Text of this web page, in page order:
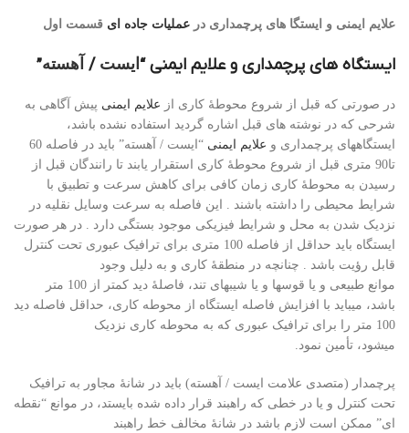
علایم ایمنی و ایستگا های پرچمداری در عملیات جاده ای قسمت اول
ایستگاه های پرچمداری و علایم ایمنی “ ایست / آهسته”
در صورتی که قبل از شروع محوطۀ کاری از علایم ایمنی پیش آگاهی به
شرحی که در نوشته های قبل اشاره گردید استفاده نشده باشد،
ایستگاههای پرچمداری و علایم ایمنی
“ایست / آهسته” باید در فاصله 60
تا90 متری قبل از شروع محوطۀ کاری استقرار یابند تا رانندگان قبل از
رسیدن به محوطۀ کاری زمان کافی برای کاهش سرعت و تطبیق با
شرایط محیطی را داشته باشند . این فاصله به سرعت وسایل نقلیه در
نزدیک شدن به محل و شرایط فیزیکی موجود بستگی دارد . در هر صورت
ایستگاه باید حداقل از فاصله 100 متری برای ترافیک عبوری تحت کنترل
قابل رؤیت باشد . چنانچه در منطقۀ کاری و به دلیل وجود
موانع طبیعی و یا قوسها و یا شیبهای تند، فاصلۀ دید کمتر از 100 متر
باشد، میباید با افزایش فاصله ایستگاه از محوطه کاری، حداقل فاصله دید
100 متر را برای ترافیک عبوری که به محوطه کاری نزدیک
میشود، تأمین نمود.
پرچمدار (متصدی علامت ایست / آهسته) باید در شانۀ مجاور به ترافیک
تحت کنترل و یا در خطی که راهبند قرار داده شده بایستد، در موانع “نقطه
ای” ممکن است لازم باشد در شانۀ مخالف خط راهبند